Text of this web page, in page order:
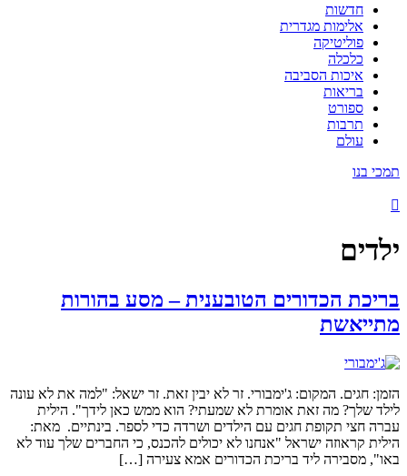
חדשות
אלימות מגדרית
פוליטיקה
כלכלה
איכות הסביבה
בריאות
ספורט
תרבות
עולם
תמכי בנו
ילדים
בריכת הכדורים הטובענית – מסע בהורות
מתייאשת
הזמן: חגים. המקום: ג'ימבורי. זר לא יבין זאת. זר ישאל: "למה את לא עונה
לילד שלך? מה זאת אומרת לא שמעתי? הוא ממש כאן לידך". הילית
עברה חצי תקופת חגים עם הילדים ושרדה כדי לספר. בינתיים. מאת:
הילית קראוזה ישראל "אנחנו לא יכולים להכנס, כי החברים שלך עוד לא
באו", מסבירה ליד בריכת הכדורים אמא צעירה […]